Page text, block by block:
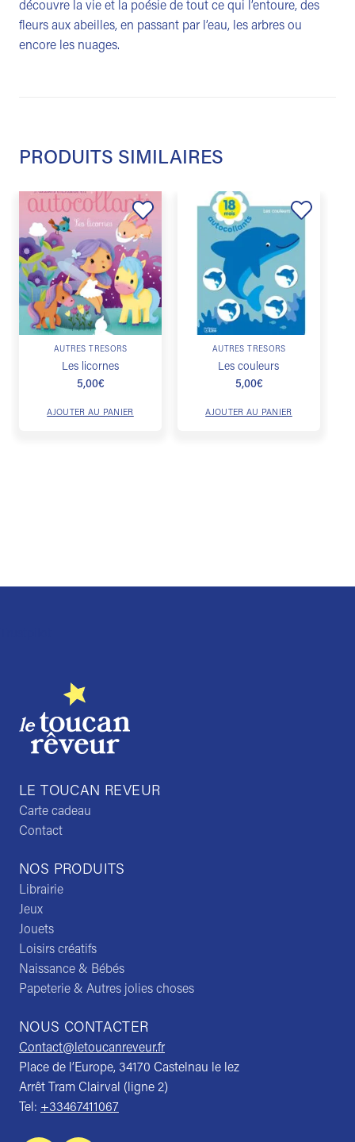
découvre la vie et la poésie de tout ce qui l’entoure, des
fleurs aux abeilles, en passant par l’eau, les arbres ou
encore les nuages.
PRODUITS SIMILAIRES
Ajouter
à la
liste de
souhaits
AUTRES TRÉSORS
Les licornes
5,00€
AJOUTER AU PANIER
à la
liste de
souhaits
AUTRES TRÉSORS
Les couleurs
5,00€
AJOUTER AU PANIER
NOS PRODUITS
Librairie
Jeux
Jouets
Loisirs créatifs
Naissance & Bébés
Papeterie & Autres jolies choses
NOUS CONTACTER
Contact@letoucanreveur.fr
Place de l’Europe, 34170 Castelnau le lez
Arrêt Tram Clairval (ligne 2)
Tel: +33467411067
LE TOUCAN REVEUR
Carte cadeau
Contact